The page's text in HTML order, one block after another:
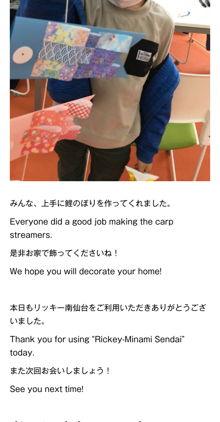
みんな、上手に鯉のぼりを作ってくれました。
Everyone did a good job making the carp
streamers.
是非お家で飾ってくださいね！
We hope you will decorate your home!
本日もリッキー南仙台をご利用いただきありがとうござ
いました。
Thank you for using “Rickey-Minami Sendai”
today.
また次回お会いしましょう！
See you next time!